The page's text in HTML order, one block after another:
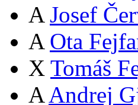
A Josef
A Ota
X Tomáš
A Andrej